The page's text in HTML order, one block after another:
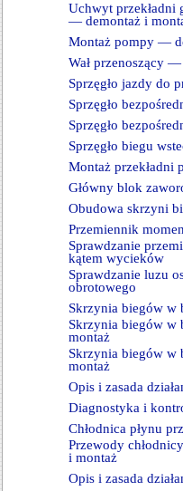
Uchwyt przekładni
— demontaż i
Montaż pompy —
Wał przenoszący
Sprzęgło jazdy do
Sprzęgło
Sprzęgło
Sprzęgło biegu
Montaż przekładni
Główny blok
Obudowa skrzyni
Przemiennik
Sprawdzanie
kątem wycieków
Sprawdzanie luzu
obrotowego
Skrzynia biegów w
Skrzynia biegów
montaż
Skrzynia biegów
montaż
Opis i zasada
Diagnostyka i
Chłodnica płynu
Przewody
i montaż
Opis i zasada